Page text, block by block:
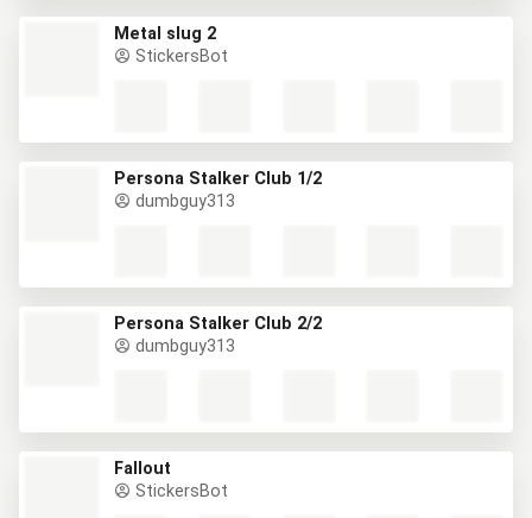
Metal slug 2
StickersBot
Persona Stalker Club 1/2
dumbguy313
Persona Stalker Club 2/2
dumbguy313
Fallout
StickersBot